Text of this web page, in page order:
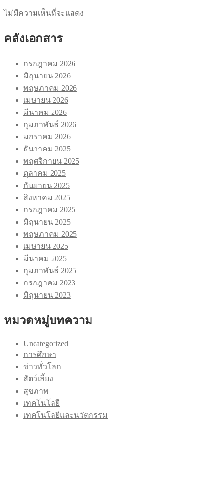
ไม่มีความเห็นที่จะแสดง
คลังเอกสาร
กรกฎาคม 2026
มิถุนายน 2026
พฤษภาคม 2026
เมษายน 2026
มีนาคม 2026
กุมภาพันธ์ 2026
มกราคม 2026
ธันวาคม 2025
พฤศจิกายน 2025
ตุลาคม 2025
กันยายน 2025
สิงหาคม 2025
กรกฎาคม 2025
มิถุนายน 2025
พฤษภาคม 2025
เมษายน 2025
มีนาคม 2025
กุมภาพันธ์ 2025
กรกฎาคม 2023
มิถุนายน 2023
หมวดหมู่บทความ
Uncategorized
การศึกษา
ข่าวทั่วโลก
สัตว์เลี้ยง
สุขภาพ
เทคโนโลยี
เทคโนโลยีและนวัตกรรม